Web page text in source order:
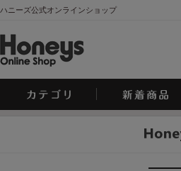
ハニーズ公式オンラインショップ